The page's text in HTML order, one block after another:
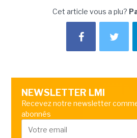
Cet article vous a plu?
NEWSLETTER LMI
Recevez notre newsletter
abonnés